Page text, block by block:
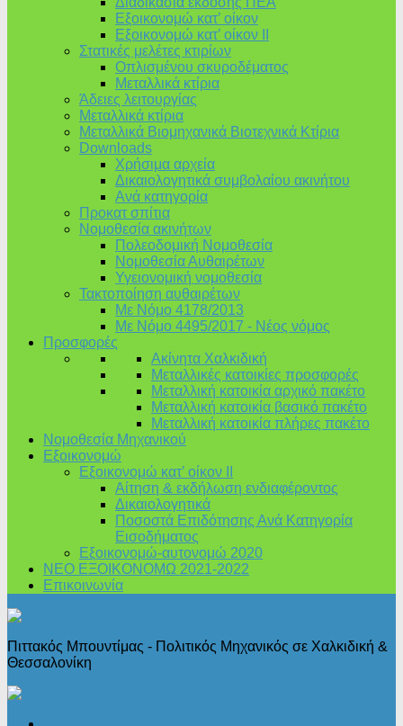
Εξοικονομώ κατ’ οίκoν
Εξοικονομώ κατ’ οίκον II
Στατικές μελέτες κτιρίων
Οπλισμένου σκυροδέματος
Μεταλλικά κτίρια
Άδειες λειτουργίας
Μεταλλικά κτίρια
Μεταλλικά Βιομηχανικά Βιοτεχνικά Κτίρια
Downloads
Χρήσιμα αρχεία
Δικαιολογητικά συμβολαίου ακινήτου
Ανά κατηγορία
Προκατ σπίτια
Νομοθεσία ακινήτων
Πολεοδομική Νομοθεσία
Νομοθεσία Αυθαιρέτων
Υγειονομική νομοθεσία
Τακτοποίηση αυθαιρέτων
Με Νόμο 4178/2013
Με Νόμο 4495/2017 - Νέος νόμος
Προσφορές
Ακίνητα Χαλκιδική
Μεταλλικές κατοικίες προσφορές
Μεταλλική κατοικία αρχικό πακέτο
Μεταλλική κατοικία βασικό πακέτο
Μεταλλική κατοικία πλήρες πακέτο
Νομοθεσία Μηχανικού
Εξοικονομώ
Εξοικονομώ κατ’ οίκον II
Αίτηση & εκδήλωση ενδιαφέροντος
Δικαιολογητικά
Ποσοστά Επιδότησης Ανά Κατηγορία
Εισοδήματος
Εξοικονομώ-αυτονομώ 2020
ΝΕΟ ΕΞΟΙΚΟΝΟΜΩ 2021-2022
Επικοινωνία
Πιττακός Μπουντίμας - Πολιτικός Μηχανικός σε Χαλκιδική &
Θεσσαλονίκη